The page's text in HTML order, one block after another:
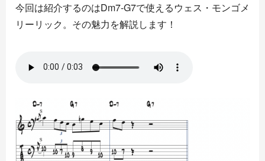
今回は紹介するのはDm7-G7で使えるウェス・モンゴメ
リーリック。その魅力を解説します！